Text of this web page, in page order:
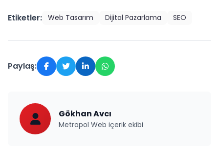
Etiketler: Web Tasarım Dijital Pazarlama SEO
Paylaş:
Gökhan Avcı
Metropol Web içerik ekibi